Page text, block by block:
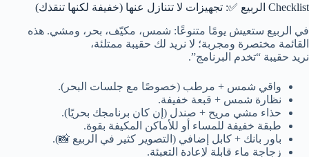
Checklist الربيع ✅: تجهيزات لا تتنازل عنها (خفيفة لكنها تنقذك)
في الربيع ستعيش يومًا متنوعًا: شمس، مكيّف، بحر، ومشي. هذه
القائمة مختصرة ومجربة؛ لا نريد لك حقيبة ممتلئة،
نريد حقيبة “تخدم البرنامج”.
واقي شمس + مرطب (خصوصًا مع جلسات البحر).
نظارة شمس + قبعة خفيفة.
حذاء مشي مريح + صندل (إن كان برنامجك بحريًا).
طبقة خفيفة للمساء أو للأماكن المكيفة بقوة.
باور بانك + كابل إضافي (التصوير كثير في الربيع 📸).
زجاجة ماء قابلة لإعادة التعبئة.